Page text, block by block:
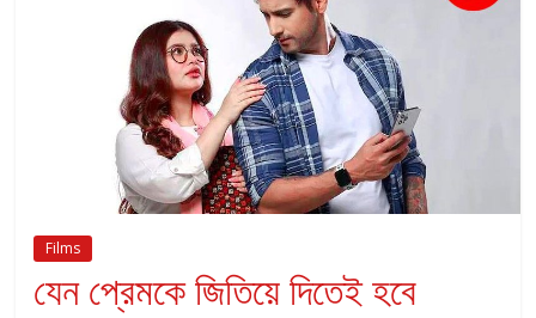
Films
যেন প্রেমকে জিতিয়ে দিতেই হবে